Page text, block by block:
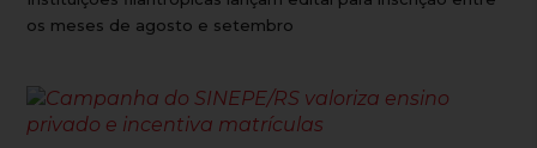
os meses de agosto e setembro